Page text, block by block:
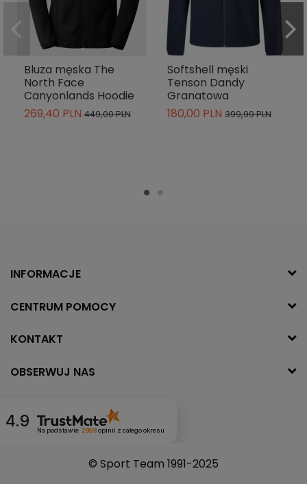
Bluza męska The
North Face
Canyonlands Hoodie
269,40 PLN 449,00 PLN
Softshell męski
Tenson Dandy
Granatowa
180,00 PLN 399,99 PLN
INFORMACJE
CENTRUM POMOCY
KONTAKT
OBSERWUJ NAS
4.9 Na podstawie 2989opinii z całego okresu
© Sport Team 1991-2025